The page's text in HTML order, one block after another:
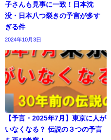
子さんも見事に一致！日本沈
没・日本八つ裂きの予言が多す
ぎる件
2024年10月3日
【予言・2025年7月】東京に人が
いなくなる？ 伝説の３つの予言